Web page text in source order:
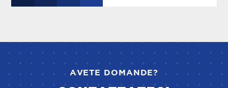
AVETE DOMANDE?